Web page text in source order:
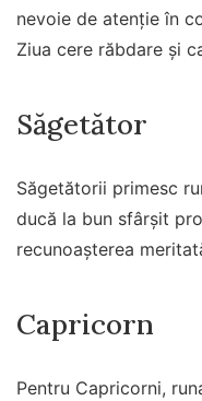
nevoie de atenție în
Ziua cere răbdare și
Săgetător
Săgetătorii primesc
ducă la bun sfârșit
recunoașterea
Capricorn
Pentru Capricorni,